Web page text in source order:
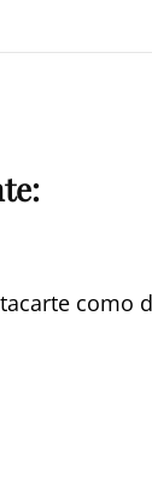
como